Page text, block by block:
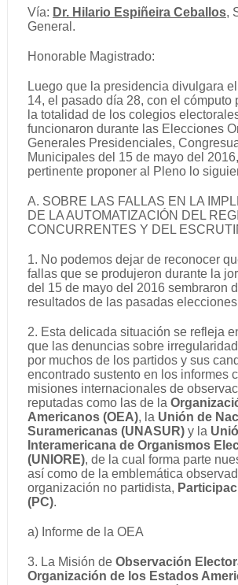
Vía: Dr. Hilario Espiñeira Ceballos,
General.
Honorable Magistrado:
Luego que la presidencia divulgara
14, el pasado día 28, con el cómputo
la totalidad de los colegios
funcionaron durante las Elecciones
Generales Presidenciales,
Municipales del 15 de mayo del
pertinente proponer al Pleno lo
A. SOBRE LAS FALLAS EN LA
DE LA AUTOMATIZACIÓN DEL
CONCURRENTES Y DEL
1. No podemos dejar de reconocer
fallas que se produjeron durante la
del 15 de mayo del 2016 sembraron
resultados de las pasadas
2. Esta delicada situación se refleja
que las denuncias sobre
por muchos de los partidos y sus
encontrado sustento en los informes
misiones internacionales de
reputadas como las de la
Americanos (OEA), la Unión de
Suramericanas (UNASUR)y la
Interamericana de Organismos
(UNIORE), de la cual forma parte
así como de la emblemática
organización no partidista,
(PC).
a) Informe de la OEA
3. La Misión de Observación
Organización de los Estados